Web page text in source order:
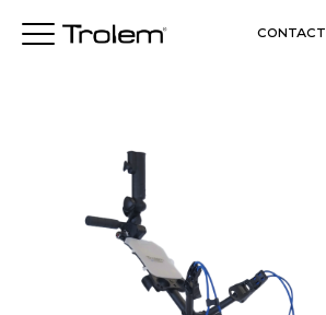
CONTACT